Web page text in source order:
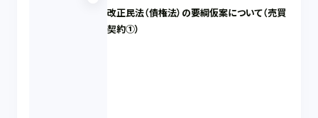
改正民法（債権法）の要綱仮案について（売買
契約①）